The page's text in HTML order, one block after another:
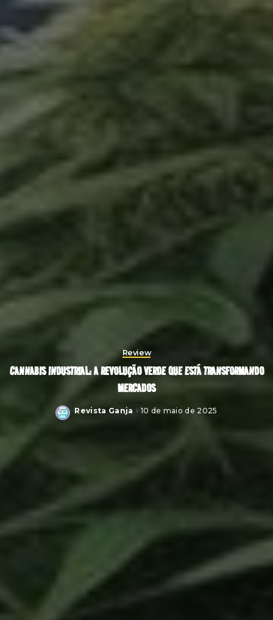
Review
CANNABIS INDUSTRIAL: A REVOLUÇÃO VERDE QUE ESTÁ TRANSFORMANDO
MERCADOS
Posted
Revista Ganja 10 de maio de 2025